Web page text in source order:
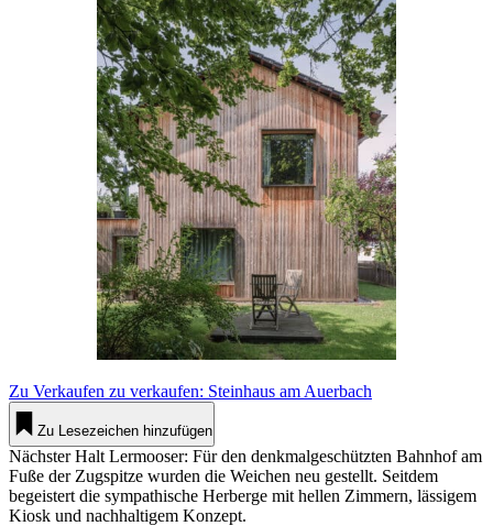
Zu Ver­kaufen zu ver­kaufen: Steinhaus am Auerbach
Zu Lesezeichen hinzufügen
Nächster Halt Ler­mooser: Für den denk­mal­ge­schützten Bahnhof am
Fuße der Zug­spitze wurden die Weichen neu gestellt. Seitdem
begeistert die sym­pa­thische Her­berge mit hellen Zimmern, läs­sigem
Kiosk und nach­hal­tigem Konzept.